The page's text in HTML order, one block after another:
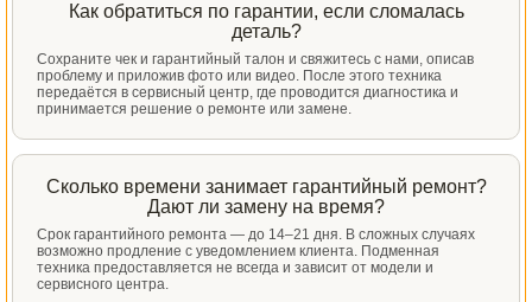
Как обратиться по гарантии, если сломалась
деталь?
Сохраните чек и гарантийный талон и свяжитесь с нами, описав
проблему и приложив фото или видео. После этого техника
передаётся в сервисный центр, где проводится диагностика и
принимается решение о ремонте или замене.
Сколько времени занимает гарантийный ремонт?
Дают ли замену на время?
Срок гарантийного ремонта — до 14–21 дня. В сложных случаях
возможно продление с уведомлением клиента. Подменная
техника предоставляется не всегда и зависит от модели и
сервисного центра.